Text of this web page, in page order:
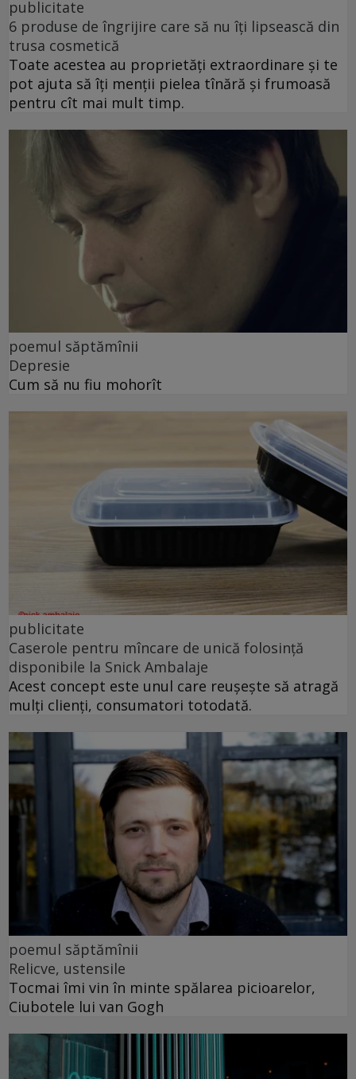
publicitate
6 produse de îngrijire care să nu îți lipsească din
trusa cosmetică
Toate acestea au proprietăți extraordinare și te
pot ajuta să îți menții pielea tînără și frumoasă
pentru cît mai mult timp.
poemul săptămînii
Depresie
Cum să nu fiu mohorît
publicitate
Caserole pentru mîncare de unică folosință
disponibile la Snick Ambalaje
Acest concept este unul care reușește să atragă
mulți clienți, consumatori totodată.
poemul săptămînii
Relicve, ustensile
Tocmai îmi vin în minte spălarea picioarelor,
Ciubotele lui van Gogh